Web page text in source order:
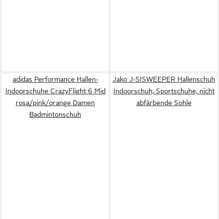
adidas Performance Hallen-
Indoorschuhe CrazyFlight 6 Mid
rosa/pink/orange Damen
Badmintonschuh
Jako J-SISWEEPER Hallenschuh
Indoorschuh, Sportschuhe, nicht
abfärbende Sohle